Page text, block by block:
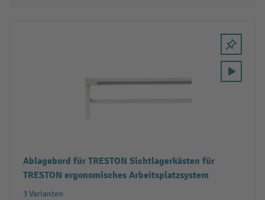
Ablagebord für TRESTON Sichtlagerkästen für
TRESTON ergonomisches Arbeitsplatzsystem
3 Varianten